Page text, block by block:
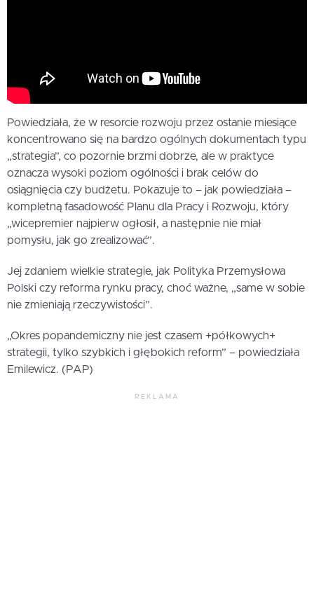
Powiedziała, że w resorcie rozwoju przez ostanie miesiące
koncentrowano się na bardzo ogólnych dokumentach typu
„strategia”, co pozornie brzmi dobrze, ale w praktyce
oznacza wysoki poziom ogólności i brak celów do
osiągnięcia czy budżetu. Pokazuje to – jak powiedziała –
kompletną fasadowość Planu dla Pracy i Rozwoju, który
„wicepremier najpierw ogłosił, a następnie nie miał
pomysłu, jak go zrealizować”.
Jej zdaniem wielkie strategie, jak Polityka Przemysłowa
Polski czy reforma rynku pracy, choć ważne, „same w sobie
nie zmieniają rzeczywistości”.
„Okres popandemiczny nie jest czasem +półkowych+
strategii, tylko szybkich i głębokich reform” – powiedziała
Emilewicz. (PAP)
REKLAMA